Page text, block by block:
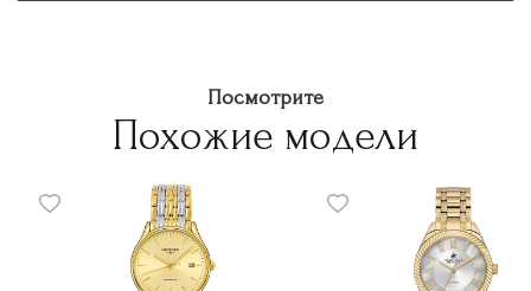
Посмотрите
Похожие модели